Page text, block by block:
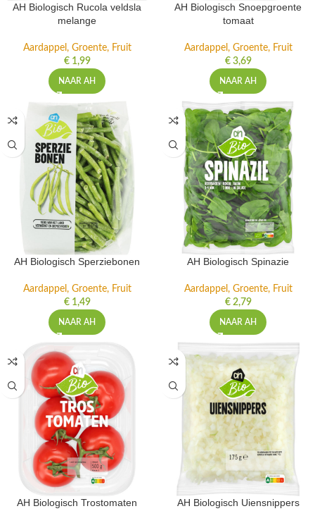
AH Biologisch Rucola veldsla
melange
Aardappel, Groente, Fruit
€1,99
NAAR AH
AH Biologisch Snoepgroente
tomaat
Aardappel, Groente, Fruit
€3,69
NAAR AH
AH Biologisch Sperziebonen
Aardappel, Groente, Fruit
€1,49
NAAR AH
AH Biologisch Spinazie
Aardappel, Groente, Fruit
€2,79
NAAR AH
AH Biologisch Trostomaten AH Biologisch Uiensnippers